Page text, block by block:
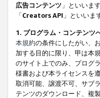
広告コンテンツ 」といいま
「Creators API 」といいま
1. プログラム・コンテンツ
本規約の条件にしたがい、
加する目的に限り、甲は本
のサイト上でのみ、プログ
様書および本ライセンスを
取消可能、譲渡不可、サブ
テンツのダウンロード、複